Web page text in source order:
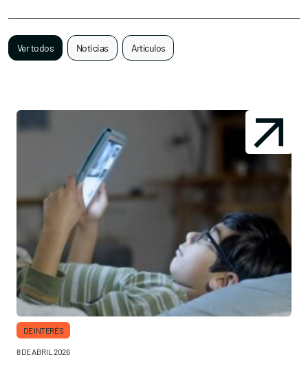
Ver todos Noticias Artículos
DE INTERÉS
8 DE ABRIL 2026